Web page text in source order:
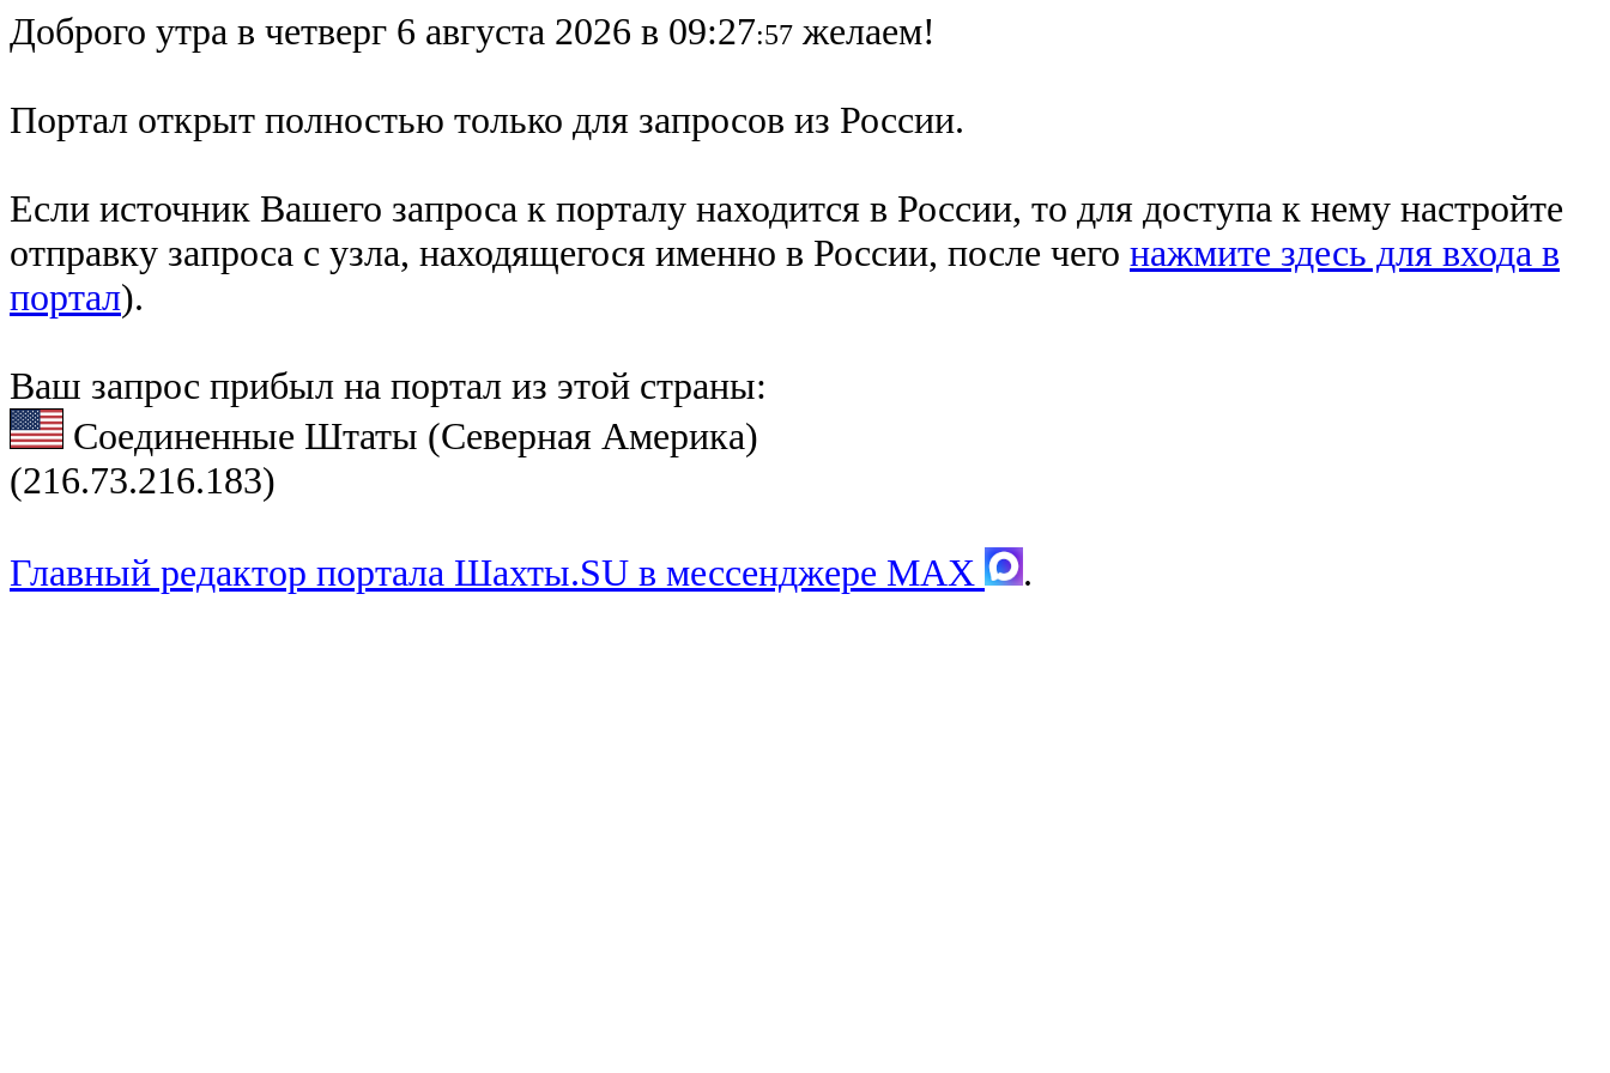
Доброго утра в четверг 6 августа 2026 в 09:27:57 желаем!
Портал открыт полностью только для запросов из России.
Если источник Вашего запроса к порталу находится в России, то для доступа к нему настройте
отправку запроса с узла, находящегося именно в России, после чего нажмите здесь для входа в
портал).
Ваш запрос прибыл на портал из этой страны:
Соединенные Штаты (Северная Америка)
(216.73.216.183)
Главный редактор портала Шахты.SU в мессенджере MAX .